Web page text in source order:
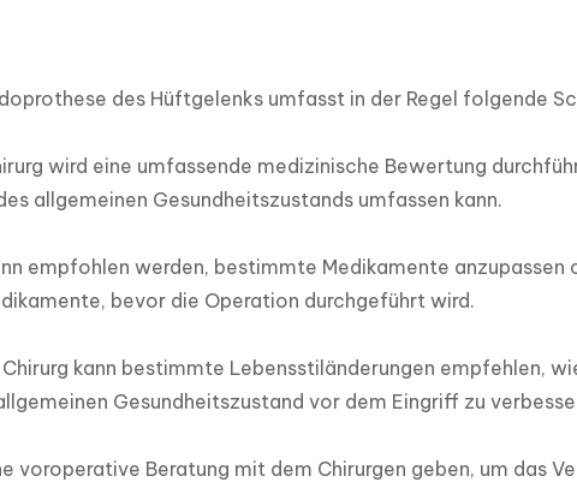
des Hüftgelenks umfasst in der Regel folgende
wird eine umfassende medizinische Bewertung
allgemeinen Gesundheitszustands umfassen kann.
empfohlen werden, bestimmte Medikamente anzupassen
bevor die Operation durchgeführt wird.
kann bestimmte Lebensstiländerungen empfehlen,
Gesundheitszustand vor dem Eingriff zu
voroperative Beratung mit dem Chirurgen geben, um das